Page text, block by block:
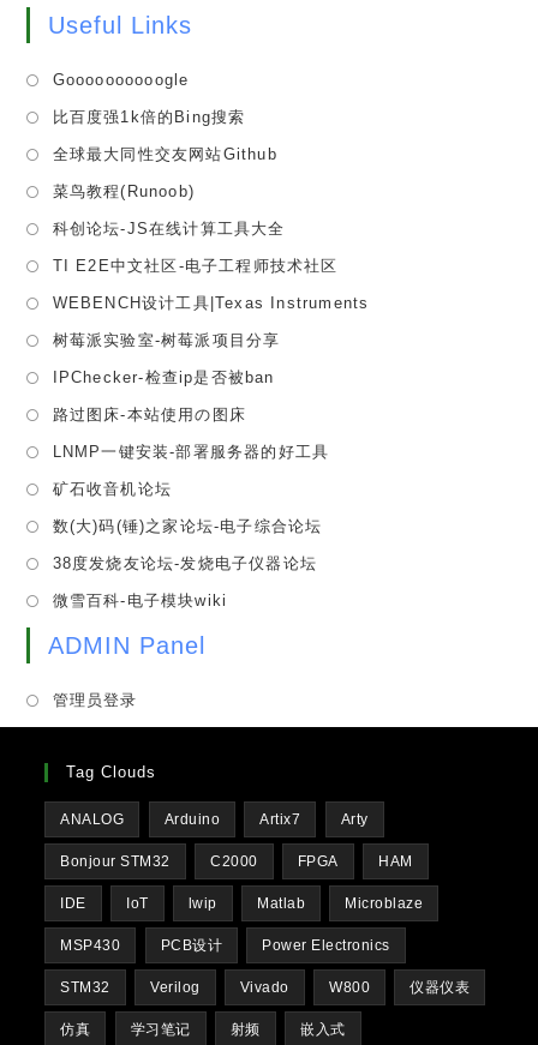
Useful Links
Goooooooooogle
new
tab
比百度强1k倍的Bing搜索
tab
全球最大同性交友网站GithubOpens
new
tab
菜鸟教程(Runoob)
a
new
tab
科创论坛-JS在线计算工具大全
a
new
TI E2E中文社区-电子工程师技术社区
WEBENCH设计工具|Texas Instruments
树莓派实验室-树莓派项目分享
tab
IPChecker-检查ip是否被ban
new
路过图床-本站使用の图床
a
tab
LNMP一键安装-部署服务器的好工具
矿石收音机论坛
a
new
tab
数(大)码(锤)之家论坛-电子综合论坛
38度发烧友论坛-发烧电子仪器论坛
微雪百科-电子模块wiki
ADMIN Panel
管理员登录
Tag Clouds
ANALOG Arduino Artix7 Arty
Bonjour STM32 C2000 FPGA HAM
IDE IoT lwip Matlab Microblaze
MSP430 PCB设计 Power Electronics
STM32 Verilog Vivado W800 仪器仪表
仿真 学习笔记 射频 嵌入式